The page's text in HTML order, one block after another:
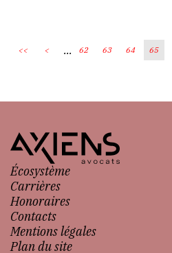
<< < ... 62 63 64 65
Écosystème
Carrières
Honoraires
Contacts
Mentions légales
Plan du site